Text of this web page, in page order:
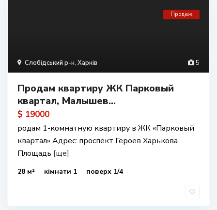
5
Слобідський р-н, Харків
Продаж
Продам квартиру ЖК Парковый
квартал, Малышев...
$ 19000
родам 1-комнатную квартиру в ЖК «Парковый
квартал» Адрес: проспект Героев Харькова
Площадь [ще]
28 м² кімнати 1 поверх 1/4